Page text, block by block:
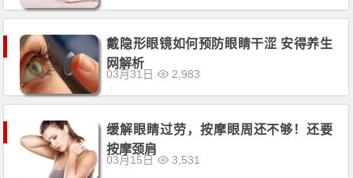
戴隐形眼镜如何预防眼睛干涩 安得养生
网解析
03月31日 2,983
缓解眼睛过劳，按摩眼周还不够！还要
按摩颈肩
03月15日 3,531